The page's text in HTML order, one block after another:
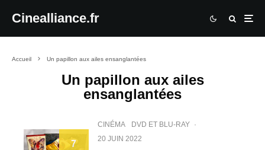
Cinealliance.fr
Accueil Un papillon aux ailes ensanglantées
Un papillon aux ailes
ensanglantées
7
CINÉMA DVD ET BLU-RAY ·
20 JUIN 2022